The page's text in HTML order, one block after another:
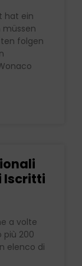
hat ein
müssen
folgen
Iscritti
a volte
più 200
elenco di